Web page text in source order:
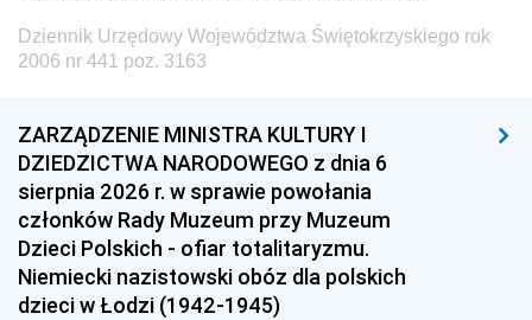
Dziennik Urzędowy Województwa Świętokrzyskiego rok
2006 nr 441 poz. 3163
ZARZĄDZENIE MINISTRA KULTURY I
DZIEDZICTWA NARODOWEGO z dnia 6
sierpnia 2026 r. w sprawie powołania
członków Rady Muzeum przy Muzeum
Dzieci Polskich - ofiar totalitaryzmu.
Niemiecki nazistowski obóz dla polskich
dzieci w Łodzi (1942-1945)